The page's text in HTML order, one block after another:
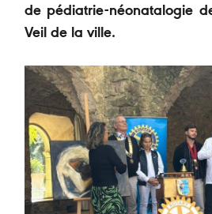
de pédiatrie-néonatalogie
Veil de la ville.